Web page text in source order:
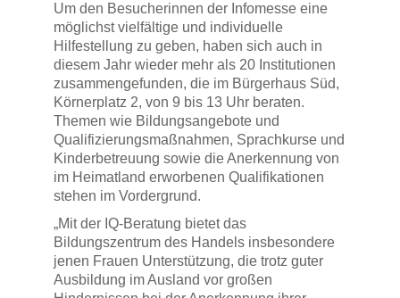
Um den Besucherinnen der Infomesse eine
möglichst vielfältige und individuelle
Hilfestellung zu geben, haben sich auch in
diesem Jahr wieder mehr als 20 Institutionen
zusammengefunden, die im Bürgerhaus Süd,
Körnerplatz 2, von 9 bis 13 Uhr beraten.
Themen wie Bildungsangebote und
Qualifizierungsmaßnahmen, Sprachkurse und
Kinderbetreuung sowie die Anerkennung von
im Heimatland erworbenen Qualifikationen
stehen im Vordergrund.
„Mit der IQ-Beratung bietet das
Bildungszentrum des Handels insbesondere
jenen Frauen Unterstützung, die trotz guter
Ausbildung im Ausland vor großen